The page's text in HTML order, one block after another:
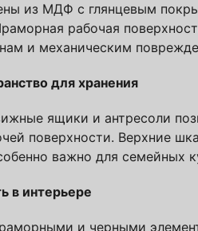
из МДФ с глянцевым
рабочая
и механическим
для хранения
ящики и антресоли
поверхности. Верхние
важно для семейных
в интерьере
и черными
Выберите куда